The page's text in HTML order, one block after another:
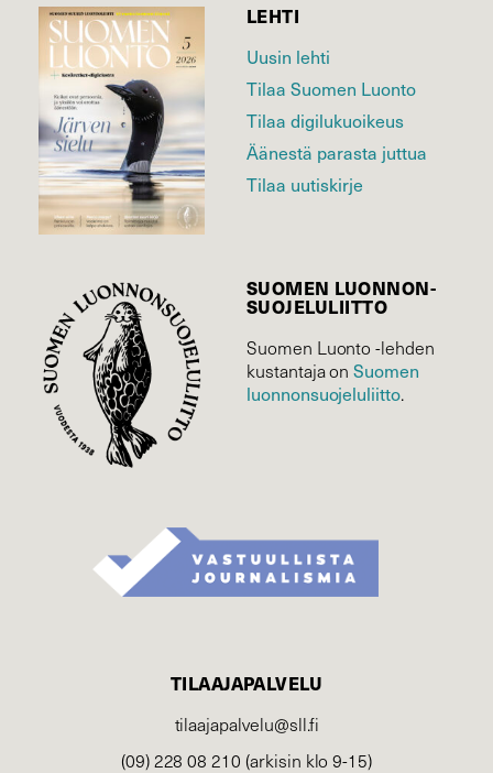
LEHTI
Uusin lehti
Tilaa Suomen Luonto
Tilaa digilukuoikeus
Äänestä parasta juttua
Tilaa uutiskirje
SUOMEN LUONNON­
SUOJELU­LIITTO
Suomen Luonto -lehden
kustantaja onSuomen
luonnonsuojelu­liitto.
TILAAJAPALVELU
tilaajapalvelu@sll.fi
(09) 228 08 210 (arkisin klo 9-15)